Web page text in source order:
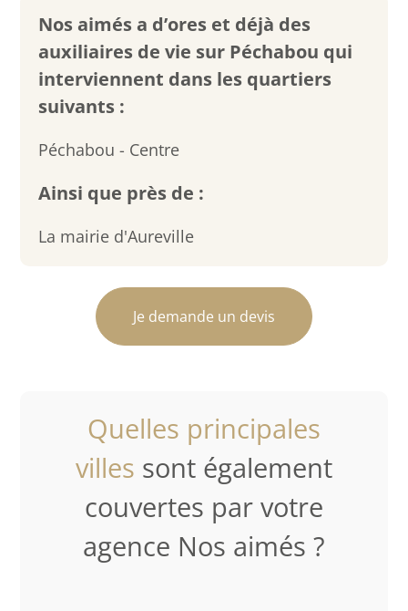
Nos aimés a d’ores et déjà des
auxiliaires de vie sur Péchabou qui
interviennent dans les quartiers
suivants :
Péchabou - Centre
Ainsi que près de :
La mairie d'Aureville
Je demande un devis
Quelles principales
villes sont également
couvertes par votre
agence Nos aimés ?